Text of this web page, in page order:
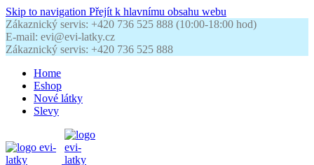
Skip to navigation Přejít k hlavnímu obsahu webu
Zákaznický servis: +420 736 525 888 (10:00-18:00 hod)
E-mail: evi@evi-latky.cz
Zákaznický servis: +420 736 525 888
Home
Eshop
Nové látky
Slevy